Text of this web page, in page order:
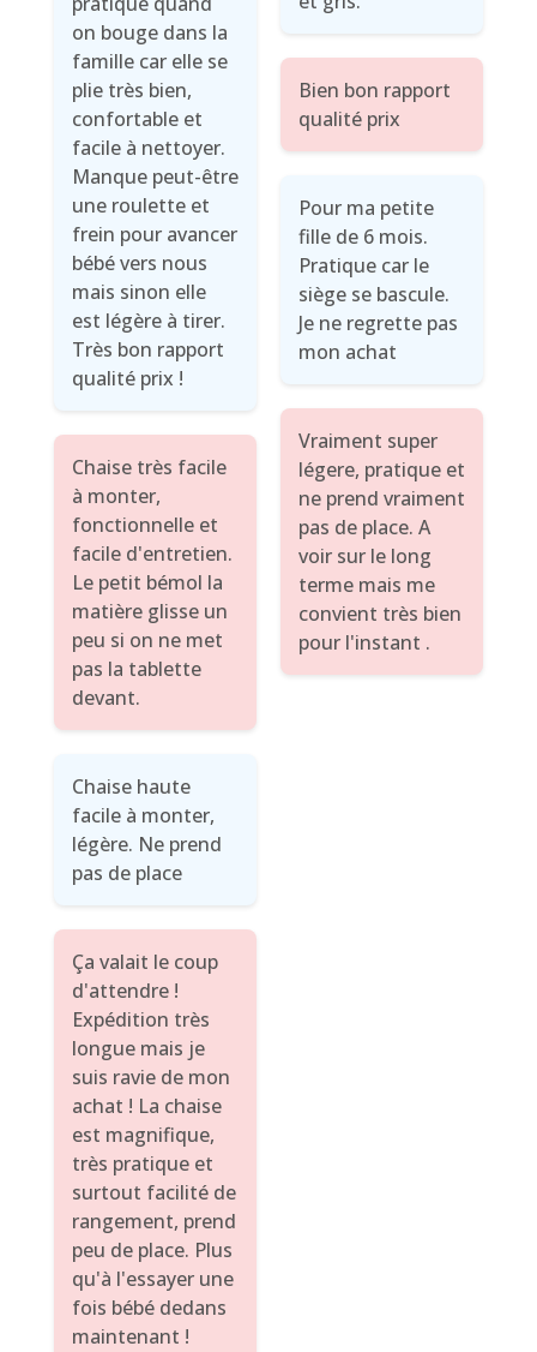
on bouge dans la
famille car elle se
plie très bien,
confortable et
facile à nettoyer.
Manque peut-être
une roulette et
frein pour avancer
bébé vers nous
mais sinon elle
est légère à tirer.
Très bon rapport
qualité prix !
Chaise très facile
à monter,
fonctionnelle et
facile d'entretien.
Le petit bémol la
matière glisse un
peu si on ne met
pas la tablette
devant.
Chaise haute
facile à monter,
légère. Ne prend
pas de place
Ça valait le coup
d'attendre !
Expédition très
longue mais je
suis ravie de mon
achat ! La chaise
est magnifique,
très pratique et
surtout facilité de
rangement, prend
peu de place. Plus
qu'à l'essayer une
fois bébé dedans
maintenant !
Bien bon rapport
qualité prix
Pour ma petite
fille de 6 mois.
Pratique car le
siège se bascule.
Je ne regrette pas
mon achat
Vraiment super
légere, pratique et
ne prend vraiment
pas de place. A
voir sur le long
terme mais me
convient très bien
pour l'instant .